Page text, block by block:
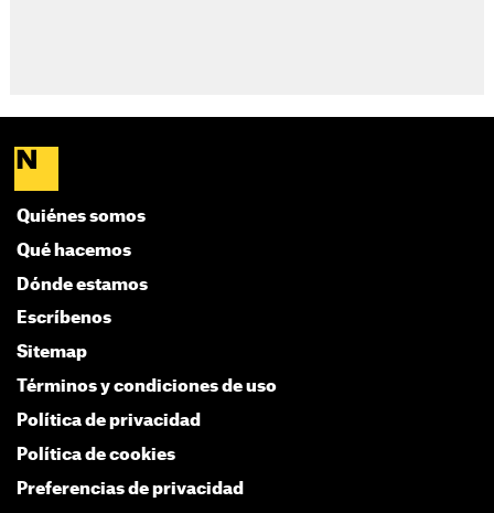
Quiénes somos
Qué hacemos
Dónde estamos
Escríbenos
Sitemap
Términos y condiciones de uso
Política de privacidad
Política de cookies
Preferencias de privacidad